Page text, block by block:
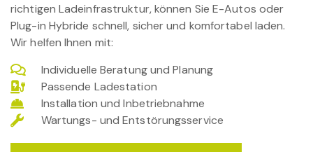
richtigen Ladeinfrastruktur, können Sie E-Autos oder
Plug-in Hybride schnell, sicher und komfortabel laden.
Wir helfen Ihnen mit:
Individuelle Beratung und Planung
Passende Ladestation
Installation und Inbetriebnahme
Wartungs- und Entstörungsservice